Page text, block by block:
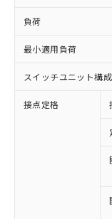
負荷
最小適用負荷
スイッチユニット構成
接点定格
ご利
対応
非含有に
対応予定
有に対応